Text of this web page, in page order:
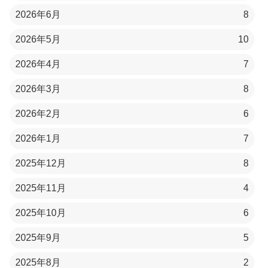
2026年6月 8
2026年5月 10
2026年4月 7
2026年3月 8
2026年2月 6
2026年1月 7
2025年12月 8
2025年11月 4
2025年10月 6
2025年9月 5
2025年8月 2